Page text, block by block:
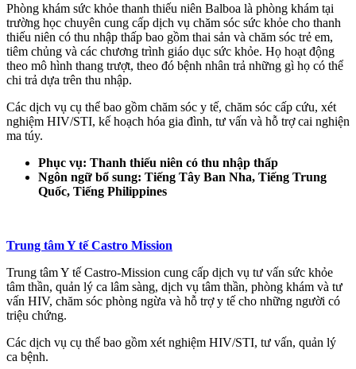
Phòng khám sức khỏe thanh thiếu niên Balboa là phòng khám tại
trường học chuyên cung cấp dịch vụ chăm sóc sức khỏe cho thanh
thiếu niên có thu nhập thấp bao gồm thai sản và chăm sóc trẻ em,
tiêm chủng và các chương trình giáo dục sức khỏe. Họ hoạt động
theo mô hình thang trượt, theo đó bệnh nhân trả những gì họ có thể
chi trả dựa trên thu nhập.
Các dịch vụ cụ thể bao gồm chăm sóc y tế, chăm sóc cấp cứu, xét
nghiệm HIV/STI, kế hoạch hóa gia đình, tư vấn và hỗ trợ cai nghiện
ma túy.
Phục vụ: Thanh thiếu niên có thu nhập thấp
Ngôn ngữ bổ sung: Tiếng Tây Ban Nha, Tiếng Trung
Quốc, Tiếng Philippines
Trung tâm Y tế Castro Mission
Trung tâm Y tế Castro-Mission cung cấp dịch vụ tư vấn sức khỏe
tâm thần, quản lý ca lâm sàng, dịch vụ tâm thần, phòng khám và tư
vấn HIV, chăm sóc phòng ngừa và hỗ trợ y tế cho những người có
triệu chứng.
Các dịch vụ cụ thể bao gồm xét nghiệm HIV/STI, tư vấn, quản lý
ca bệnh.